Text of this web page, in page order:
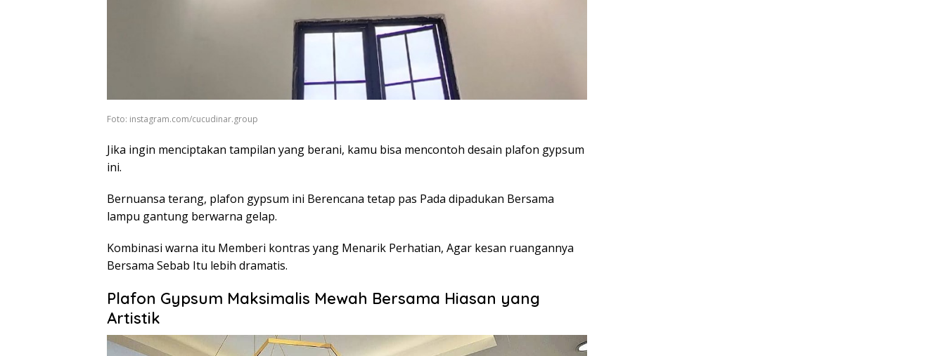
Foto: instagram.com/cucudinar.group
Jika ingin menciptakan tampilan yang berani, kamu bisa mencontoh desain plafon gypsum
ini.
Bernuansa terang, plafon gypsum ini Berencana tetap pas Pada dipadukan Bersama
lampu gantung berwarna gelap.
Kombinasi warna itu Memberi kontras yang Menarik Perhatian, Agar kesan ruangannya
Bersama Sebab Itu lebih dramatis.
Plafon Gypsum Maksimalis Mewah Bersama Hiasan yang
Artistik